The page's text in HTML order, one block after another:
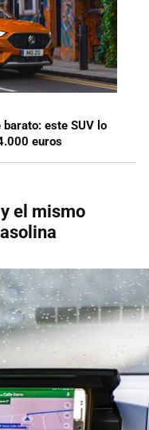
este SUV lo
euros
el mismo